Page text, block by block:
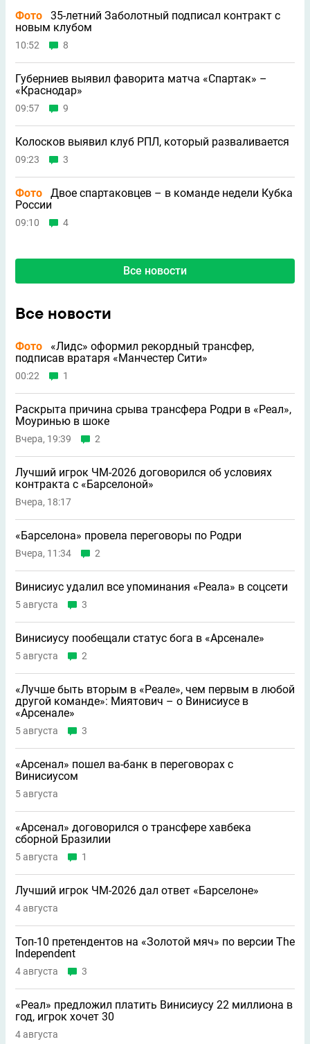
Фото
35-летний Заболотный подписал контракт с
новым клубом
10:52 8
Губерниев выявил фаворита матча «Спартак» –
«Краснодар»
09:57 9
Колосков выявил клуб РПЛ, который разваливается
09:23 3
Фото
Двое спартаковцев – в команде недели Кубка
России
09:10 4
Все новости
Все новости
Фото
«Лидс» оформил рекордный трансфер,
подписав вратаря «Манчестер Сити»
00:22 1
Раскрыта причина срыва трансфера Родри в «Реал»,
Моуринью в шоке
Вчера, 19:39 2
Лучший игрок ЧМ-2026 договорился об условиях
контракта с «Барселоной»
Вчера, 18:17
«Барселона» провела переговоры по Родри
Вчера, 11:34 2
Винисиус удалил все упоминания «Реала» в соцсети
5 августа 3
Винисиусу пообещали статус бога в «Арсенале»
5 августа 2
«Лучше быть вторым в «Реале», чем первым в любой
другой команде»: Миятович – о Винисиусе в
«Арсенале»
5 августа 3
«Арсенал» пошел ва-банк в переговорах с
Винисиусом
5 августа
«Арсенал» договорился о трансфере хавбека
сборной Бразилии
5 августа 1
Лучший игрок ЧМ-2026 дал ответ «Барселоне»
4 августа
Топ-10 претендентов на «Золотой мяч» по версии The
Independent
4 августа 3
«Реал» предложил платить Винисиусу 22 миллиона в
год, игрок хочет 30
4 августа